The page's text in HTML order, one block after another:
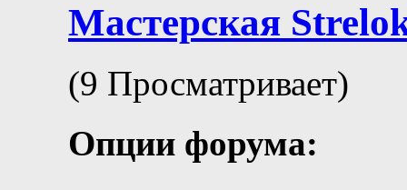
Мастерская
(9 Просматривает)
Опции форума: